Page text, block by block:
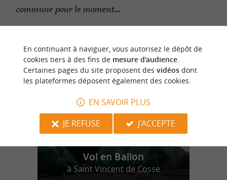
commune pour le moment...
n
o
t
r
e
c
o
u
p
d
e
c
o
e
u
r
Vol en Ballon
à Saint Vincent de Cosse
En continuant à naviguer, vous autorisez le dépôt de
cookies tiers à des fins de mesure d'audience.
Certaines pages du site proposent des vidéosdont
les plateformes déposent également des cookies.
EN SAVOIR PLUS
JE REFUSE
J'ACCEPTE